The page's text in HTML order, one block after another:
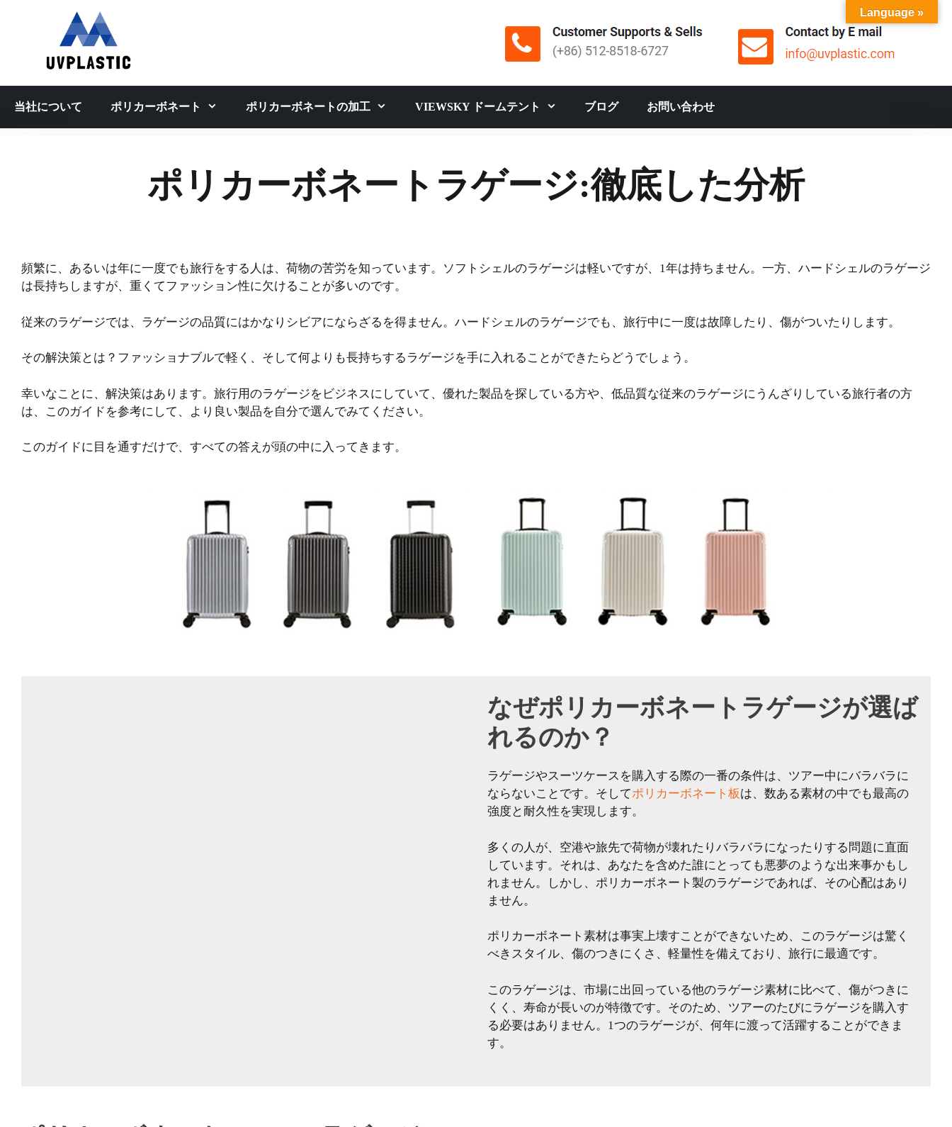
キ
当社について ポリカーボネート ポリカーボネートの加工 VIEWSKY ドームテント ブログ お問い合わせ
ポリカーボネートラゲージ:徹底した分析
頻繁に、あるいは年に一度でも旅行をする人は、荷物の苦労を知っています。ソフトシェルのラゲージは軽いですが、1年は持ちません。一方、ハードシェルのラゲージ
は長持ちしますが、重くてファッション性に欠けることが多いのです。
従来のラゲージでは、ラゲージの品質にはかなりシビアにならざるを得ません。ハードシェルのラゲージでも、旅行中に一度は故障したり、傷がついたりします。
その解決策とは？ファッショナブルで軽く、そして何よりも長持ちするラゲージを手に入れることができたらどうでしょう。
幸いなことに、解決策はあります。旅行用のラゲージをビジネスにしていて、優れた製品を探している方や、低品質な従来のラゲージにうんざりしている旅行者の方
は、このガイドを参考にして、より良い製品を自分で選んでみてください。
このガイドに目を通すだけで、すべての答えが頭の中に入ってきます。
なぜポリカーボネートラゲージが選ば
れるのか？
ラゲージやスーツケースを購入する際の一番の条件は、ツアー中にバラバラに
ならないことです。そしてポリカーボネート板は、数ある素材の中でも最高の
強度と耐久性を実現します。
多くの人が、空港や旅先で荷物が壊れたりバラバラになったりする問題に直面
しています。それは、あなたを含めた誰にとっても悪夢のような出来事かもし
れません。しかし、ポリカーボネート製のラゲージであれば、その心配はあり
ません。
ポリカーボネート素材は事実上壊すことができないため、このラゲージは驚く
べきスタイル、傷のつきにくさ、軽量性を備えており、旅行に最適です。
このラゲージは、市場に出回っている他のラゲージ素材に比べて、傷がつきに
くく、寿命が長いのが特徴です。そのため、ツアーのたびにラゲージを購入す
る必要はありません。1つのラゲージが、何年に渡って活躍することができま
す。
Language »